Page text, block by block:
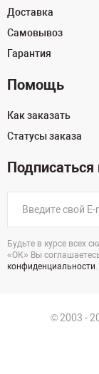
Доставка
Самовывоз
Гарантия
Помощь
Как заказать
Статусы заказа
Будьте в курсе всех
«ОК» Вы
конфиденциальности.
© 2003 -